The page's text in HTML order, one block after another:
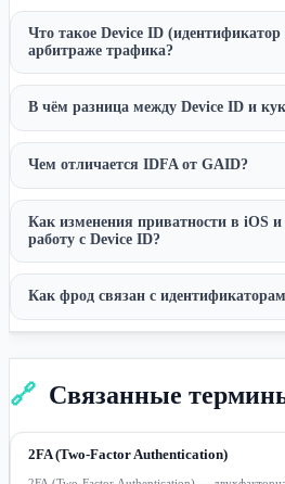
Что такое Device ID (идентификатор
арбитраже трафика?
В чём разница между Device ID и
Чем отличается IDFA от GAID?
Как изменения приватности в iOS
работу с Device ID?
Как фрод связан с
🔗 Связанные
2FA (Two-Factor Authentication)